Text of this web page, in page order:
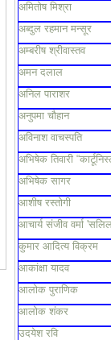
अमितोष मिश्रा
अब्दुल रहमान मन्सूर
अम्बरीष श्रीवास्तव
अमन दलाल
अनिल पाराशर
अनुपमा चौहान
अविनाश वाचस्पति
अभिषेक तिवारी
अभिषेक सागर
आशीष रस्तोगी
आचार्य संजीव वर्मा
कुमार आदित्य विक्रम
आकांक्षा यादव
आलोक पुराणिक
आलोक शंकर
उदयेश रवि